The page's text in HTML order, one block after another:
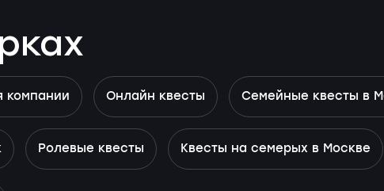
компании Онлайн квесты Семейные квесты в
Ролевые квесты Квесты на семерых в Москве